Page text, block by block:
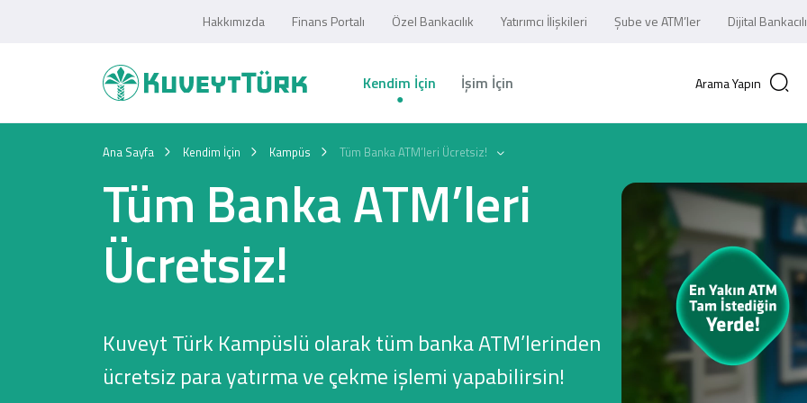
Hakkımızda Finans Portalı Özel Bankacılık Yatırımcı İlişkileri Şube ve ATM’ler Dijital
Kendim İçin İşim İçin Arama Yapın
Ana Sayfa Kendim İçin Kampüs Tüm Banka ATM’leri Ücretsiz!
Tüm Banka ATM’leri
Ücretsiz!
Kuveyt Türk Kampüslü olarak tüm banka ATM’lerinden
ücretsiz para yatırma ve çekme işlemi yapabilirsin!